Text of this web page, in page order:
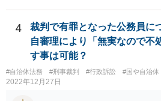
4
裁判で有罪となった公務員に
自審理により「無実なので不
す事は可能？
#自治体法務 #刑事裁判 #行政訴訟 #国や自治体
2022年12月27日